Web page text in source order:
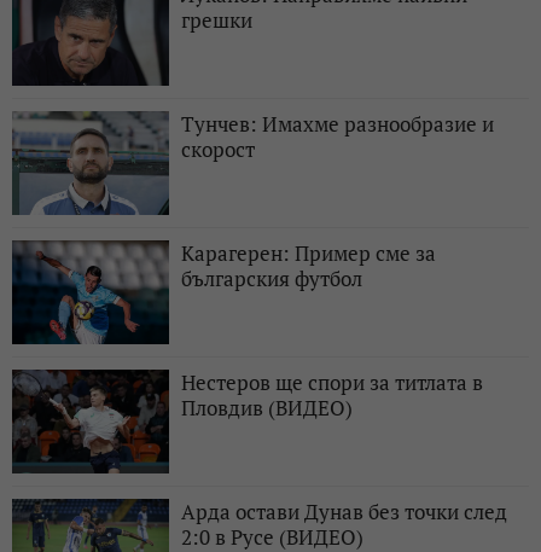
грешки
Тунчев: Имахме разнообразие и
скорост
Карагерен: Пример сме за
българския футбол
Нестеров ще спори за титлата в
Пловдив (ВИДЕО)
Арда остави Дунав без точки след
2:0 в Русе (ВИДЕО)